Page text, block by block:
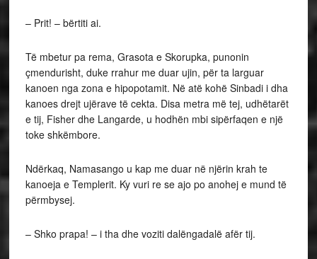
– Prit! – bërtiti ai.
Të mbetur pa rema, Grasota e Skorupka, punonin
çmendurisht, duke rrahur me duar ujin, për ta larguar
kanoen nga zona e hipopotamit. Në atë kohë Sinbadi i dha
kanoes drejt ujërave të cekta. Disa metra më tej, udhëtarët
e tij, Fisher dhe Langarde, u hodhën mbi sipërfaqen e një
toke shkëmbore.
Ndërkaq, Namasango u kap me duar në njërin krah te
kanoeja e Templerit. Ky vuri re se ajo po anohej e mund të
përmbysej.
– Shko prapa! – i tha dhe voziti dalëngadalë afër tij.